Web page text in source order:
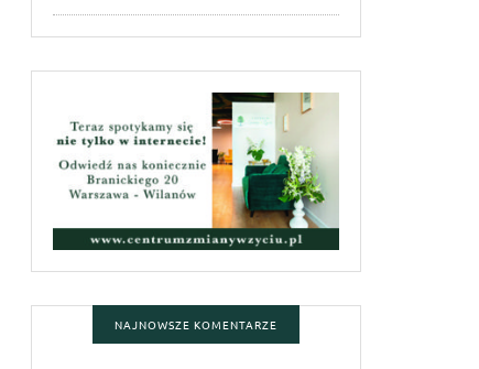
NAJNOWSZE KOMENTARZE